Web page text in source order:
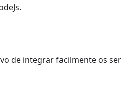
de integrar facilmente os